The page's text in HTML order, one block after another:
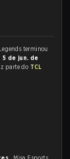
terminou
5 de jun. de
parte do TCL